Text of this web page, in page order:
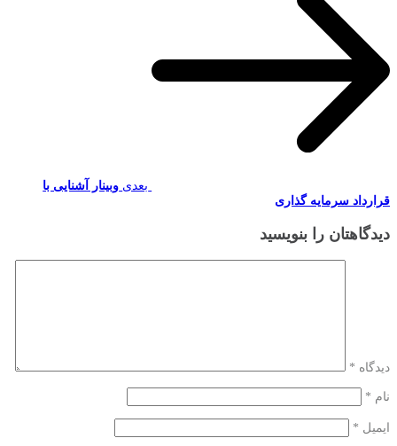
بعدی وبینار آشنایی با
قرارداد سرمایه گذاری
دیدگاهتان را بنویسید
دیدگاه *
نام *
ایمیل *